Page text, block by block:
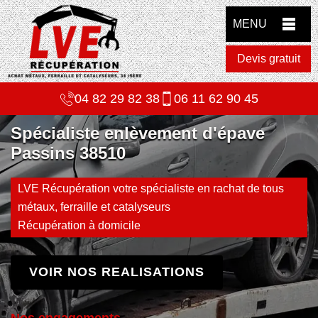
MENU
Devis gratuit
04 82 29 82 38 06 11 62 90 45
Spécialiste enlèvement d'épave
Passins 38510
LVE Récupération votre spécialiste en rachat de tous
métaux, ferraille et catalyseurs
Récupération à domicile
VOIR NOS REALISATIONS